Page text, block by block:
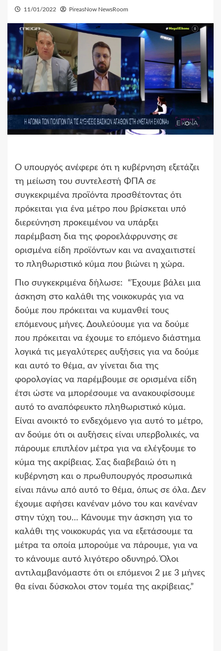
11/01/2022 PireasNow NewsRoom
Ο υπουργός ανέφερε ότι η κυβέρνηση εξετάζει
τη μείωση του συντελεστή ΦΠΑ σε
συγκεκριμένα προϊόντα προσθέτοντας ότι
πρόκειται για ένα μέτρο που βρίσκεται υπό
διερεύνηση προκειμένου να υπάρξει
παρέμβαση δια της φοροελάφρυνσης σε
ορισμένα είδη προϊόντων και να αναχαιτιστεί
το πληθωριστικό κύμα που βιώνει η χώρα.
Πιο συγκεκριμένα δήλωσε: “Έχουμε βάλει μια
άσκηση στο καλάθι της νοικοκυράς για να
δούμε που πρόκειται να κυμανθεί τους
επόμενους μήνες. Δουλεύουμε για να δούμε
που πρόκειται να έχουμε το επόμενο διάστημα
λογικά τις μεγαλύτερες αυξήσεις για να δούμε
και αυτό το θέμα, αν γίνεται δια της
φορολογίας να παρέμβουμε σε ορισμένα είδη
έτσι ώστε να μπορέσουμε να ανακουφίσουμε
αυτό το αναπόφευκτο πληθωριστικό κύμα.
Είναι ανοικτό το ενδεχόμενο για αυτό το μέτρο,
αν δούμε ότι οι αυξήσεις είναι υπερβολικές, να
πάρουμε επιπλέον μέτρα για να ελέγξουμε το
κύμα της ακρίβειας. Σας διαβεβαιώ ότι η
κυβέρνηση και ο πρωθυπουργός προσωπικά
είναι πάνω από αυτό το θέμα, όπως σε όλα. Δεν
έχουμε αφήσει κανέναν μόνο του και κανέναν
στην τύχη του… Κάνουμε την άσκηση για το
καλάθι της νοικοκυράς για να εξετάσουμε τα
μέτρα τα οποία μπορούμε να πάρουμε, για να
το κάνουμε αυτό λιγότερο οδυνηρό. Όλοι
αντιλαμβανόμαστε ότι οι επόμενοι 2 με 3 μήνες
θα είναι δύσκολοι στον τομέα της ακρίβειας.”